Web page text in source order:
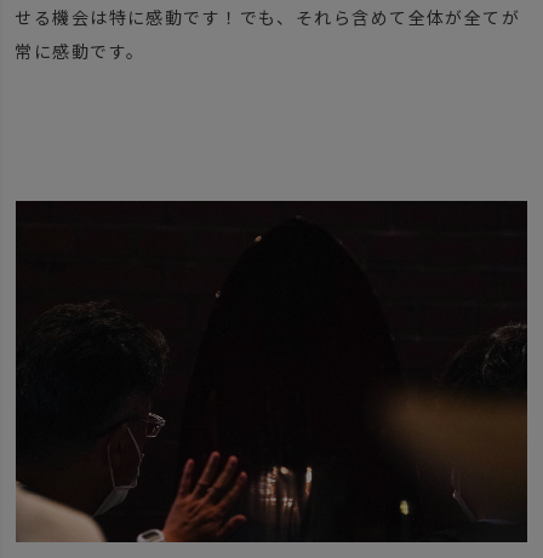
せる機会は特に感動です！でも、それら含めて全体が全てが
常に感動です。